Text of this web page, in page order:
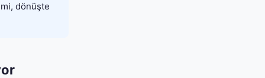
dönüşte